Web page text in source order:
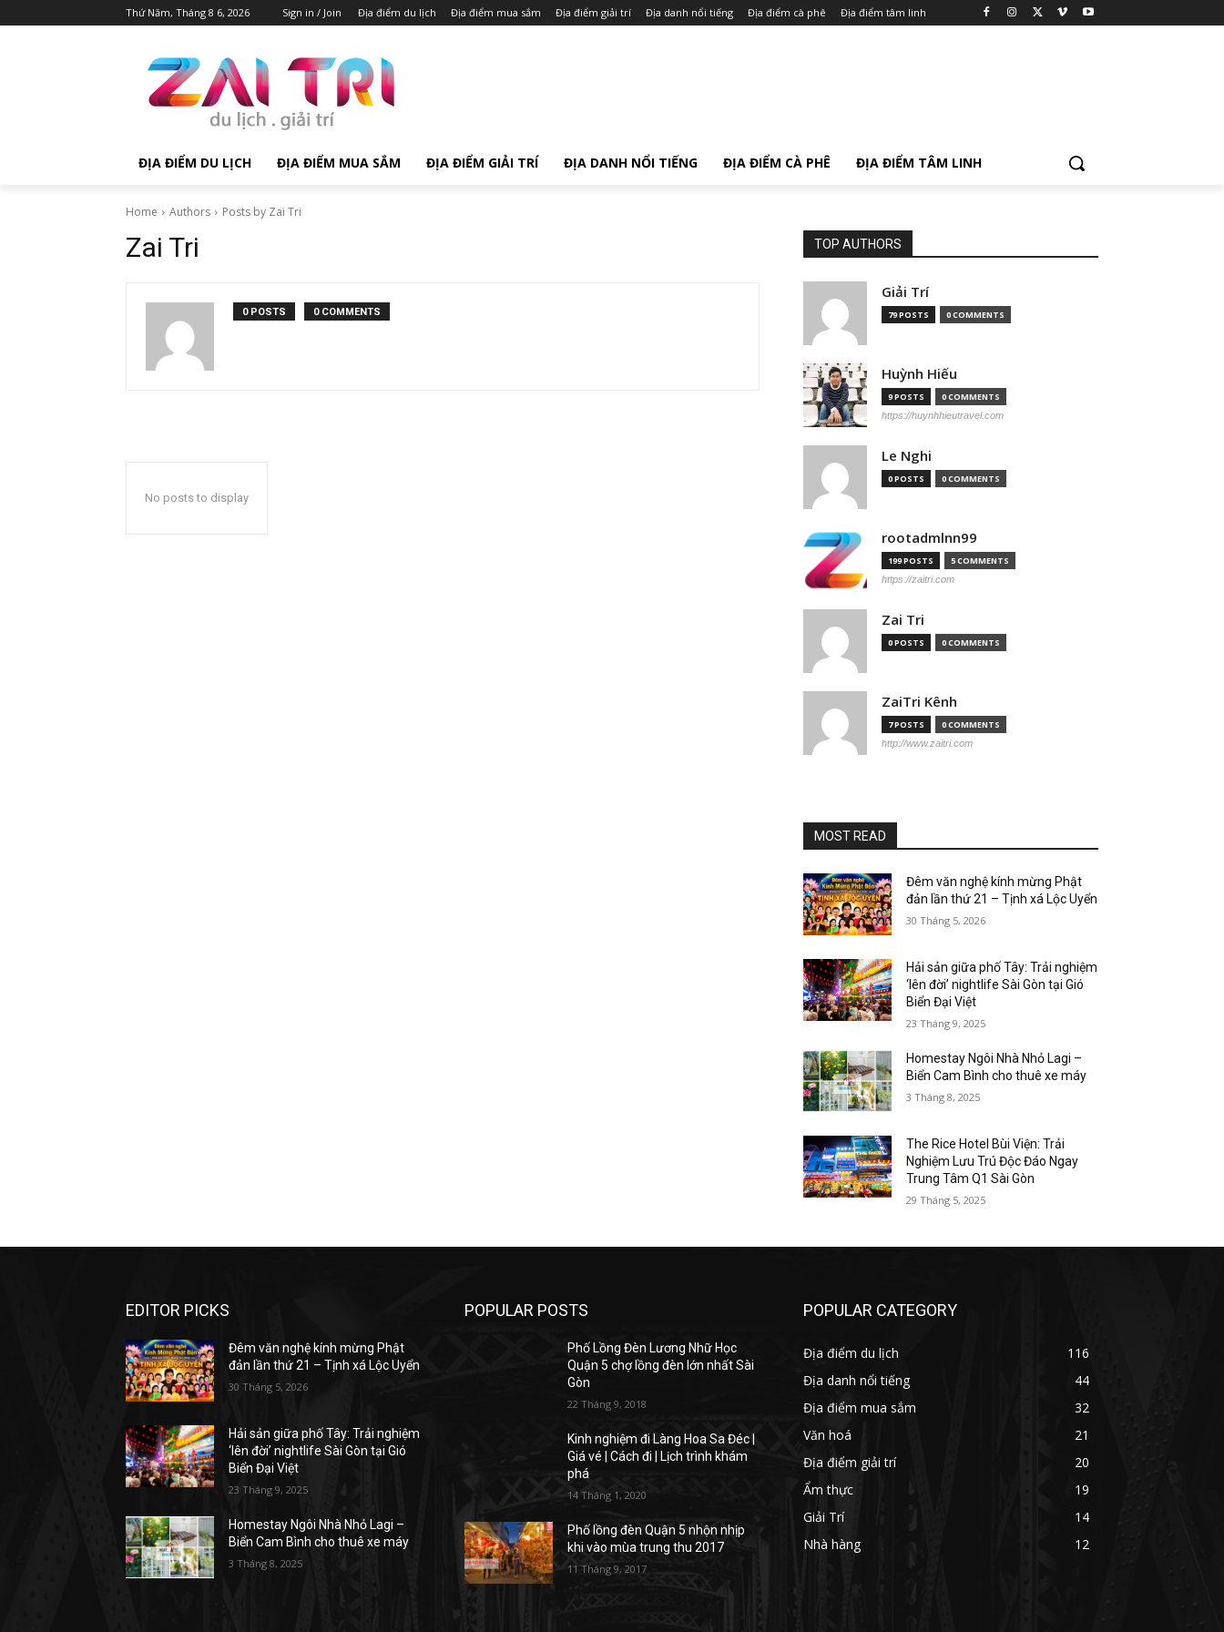
Thứ Năm, Tháng 8 6, 2026 Sign in / Join Địa điểm du lịch Địa điểm mua sắm Địa điểm giải trí Địa danh nổi tiếng Địa điểm cà phê Địa điểm tâm linh
ĐỊA ĐIỂM DU LỊCH ĐỊA ĐIỂM MUA SẮM ĐỊA ĐIỂM GIẢI TRÍ ĐỊA DANH NỔI TIẾNG ĐỊA ĐIỂM CÀ PHÊ ĐỊA ĐIỂM TÂM LINH
Home Authors Posts by Zai Tri
Zai Tri
0 POSTS 0 COMMENTS
No posts to display
TOP AUTHORS
Giải Trí
79 POSTS 0 COMMENTS
Huỳnh Hiếu
9 POSTS 0 COMMENTS
https://huynhhieutravel.com
Le Nghi
0 POSTS 0 COMMENTS
rootadmlnn99
199 POSTS 5 COMMENTS
https://zaitri.com
Zai Tri
0 POSTS 0 COMMENTS
ZaiTri Kênh
7 POSTS 0 COMMENTS
http://www.zaitri.com
MOST READ
Đêm văn nghệ kính mừng Phật
đản lần thứ 21 – Tịnh xá Lộc Uyển
30 Tháng 5, 2026
Hải sản giữa phố Tây: Trải nghiệm
‘lên đời’ nightlife Sài Gòn tại Gió
Biển Đại Việt
23 Tháng 9, 2025
Homestay Ngôi Nhà Nhỏ Lagi –
Biển Cam Bình cho thuê xe máy
3 Tháng 8, 2025
The Rice Hotel Bùi Viện: Trải
Nghiệm Lưu Trú Độc Đáo Ngay
Trung Tâm Q1 Sài Gòn
29 Tháng 5, 2025
EDITOR PICKS
Đêm văn nghệ kính mừng Phật
đản lần thứ 21 – Tịnh xá Lộc Uyển
30 Tháng 5, 2026
Hải sản giữa phố Tây: Trải nghiệm
‘lên đời’ nightlife Sài Gòn tại Gió
Biển Đại Việt
23 Tháng 9, 2025
Homestay Ngôi Nhà Nhỏ Lagi –
Biển Cam Bình cho thuê xe máy
3 Tháng 8, 2025
POPULAR POSTS
Phố Lồng Đèn Lương Nhữ Học
Quận 5 chợ lồng đèn lớn nhất Sài
Gòn
22 Tháng 9, 2018
Kinh nghiệm đi Làng Hoa Sa Đéc |
Giá vé | Cách đi | Lịch trình khám
phá
14 Tháng 1, 2020
Phố lồng đèn Quận 5 nhộn nhịp
khi vào mùa trung thu 2017
11 Tháng 9, 2017
POPULAR CATEGORY
Địa điểm du lịch
116
Địa danh nổi tiếng
44
Địa điểm mua sắm
32
Văn hoá
21
Địa điểm giải trí
20
Ẩm thực
19
Giải Trí
14
Nhà hàng
12